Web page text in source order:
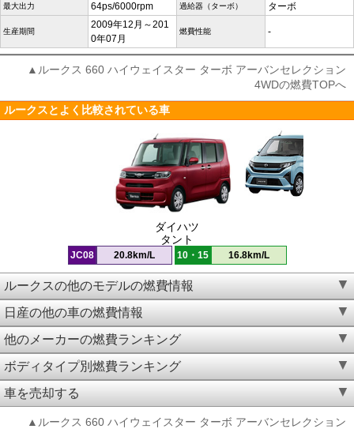
最大出力 64ps/6000rpm 過給器（ターボ） ターボ
生産期間
2009年12月～201
0年07月
燃費性能 -
▲ルークス 660 ハイウェイスター ターボ アーバンセレクション
4WDの燃費TOPへ
ルークスとよく比較されている車
ダイハツ
タント
JC08 20.8km/L 10・15 16.8km/L
ルークスの他のモデルの燃費情報
日産の他の車の燃費情報
他のメーカーの燃費ランキング
ボディタイプ別燃費ランキング
車を売却する
▲ルークス 660 ハイウェイスター ターボ アーバンセレクション